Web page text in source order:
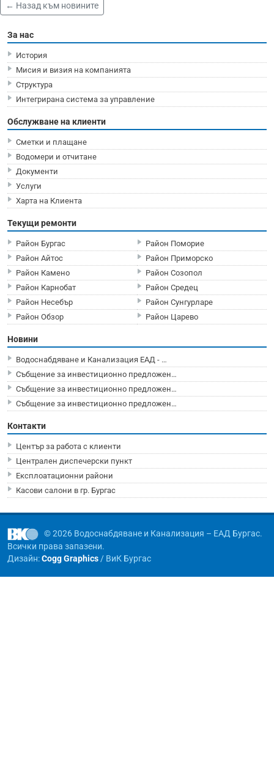
← Назад към новините
За нас
История
Мисия и визия на компанията
Структура
Интегрирана система за управление
Обслужване на клиенти
Сметки и плащане
Водомери и отчитане
Документи
Услуги
Харта на Клиента
Текущи ремонти
Район Бургас
Район Айтос
Район Камено
Район Карнобат
Район Несебър
Район Обзор
Район Поморие
Район Приморско
Район Созопол
Район Средец
Район Сунгурларе
Район Царево
Новини
Водоснабдяване и Канализация ЕАД - …
Събщение за инвестиционно предложен…
Събщение за инвестиционно предложен…
Събщение за инвестиционно предложен…
Контакти
Център за работа с клиенти
Централен диспечерски пункт
Експлоатационни райони
Касови салони в гр. Бургас
© 2026 Водоснабдяване и Канализация – ЕАД Бургас.
Всички права запазени.
Дизайн:Cogg Graphics/ ВиК Бургас